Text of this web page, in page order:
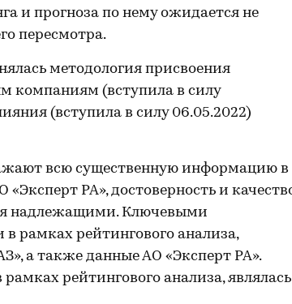
и прогноза по нему ожидается не
пересмотра.
методология присвоения
компаниям (вступила в силу
(вступила в силу 06.05.2022)
всю существенную информацию в
РА», достоверность и
надлежащими. Ключевыми
рамках рейтингового анализа,
а также данные АО «Эксперт РА».
рейтингового анализа, являлась